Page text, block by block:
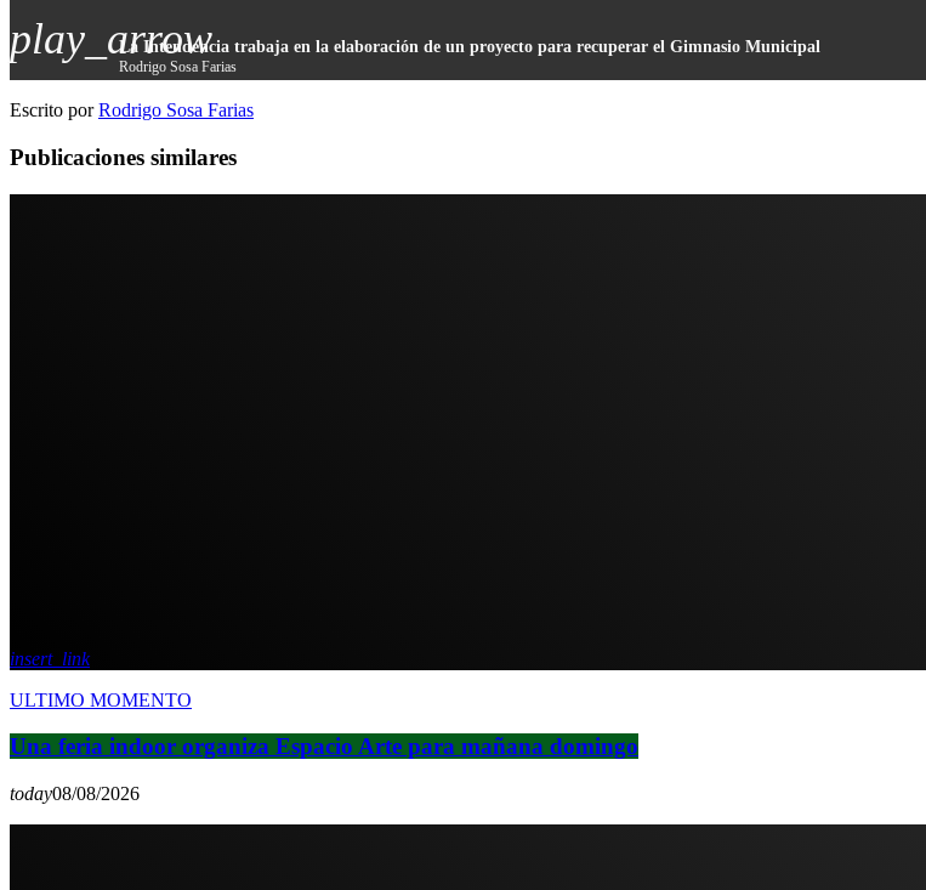
play_arrowLa Intendencia trabaja en la elaboración de un proyecto para recuperar el Gimnasio Municipal
Rodrigo Sosa Farias
Escrito porRodrigo Sosa Farias
Publicaciones similares
insert_link
ULTIMO MOMENTO
Una feria indoor organiza Espacio Arte para mañana domingo
today08/08/2026